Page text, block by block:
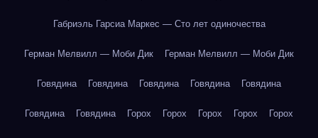
Габриэль Гарсиа Маркес — Сто лет одиночества
Герман Мелвилл — Моби Дик Герман Мелвилл — Моби Дик
Говядина Говядина Говядина Говядина Говядина
Говядина Говядина Горох Горох Горох Горох Горох